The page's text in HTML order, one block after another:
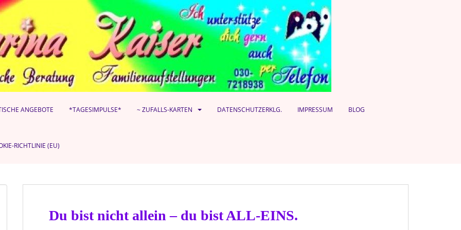
ANGEBOTE *TAGESIMPULSE* ~ ZUFALLS-KARTEN DATENSCHUTZERKLG. IMPRESSUM BLOG
RICHTLINIE (EU)
Du bist nicht allein – du bist ALL-EINS.